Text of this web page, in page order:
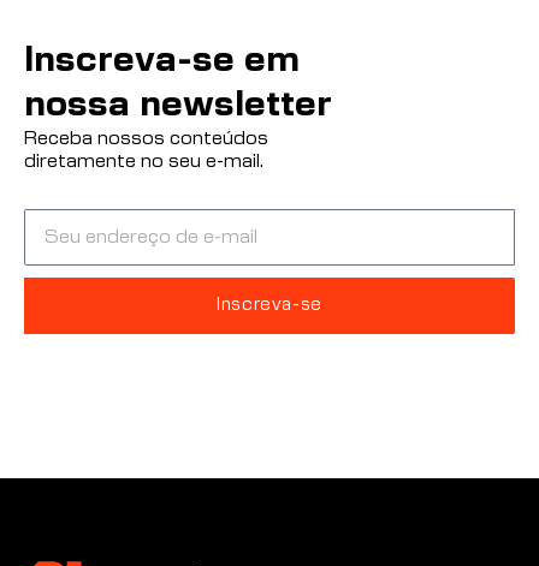
Inscreva-se em
nossa newsletter
Receba nossos conteúdos
diretamente no seu e-mail.
Inscreva-se